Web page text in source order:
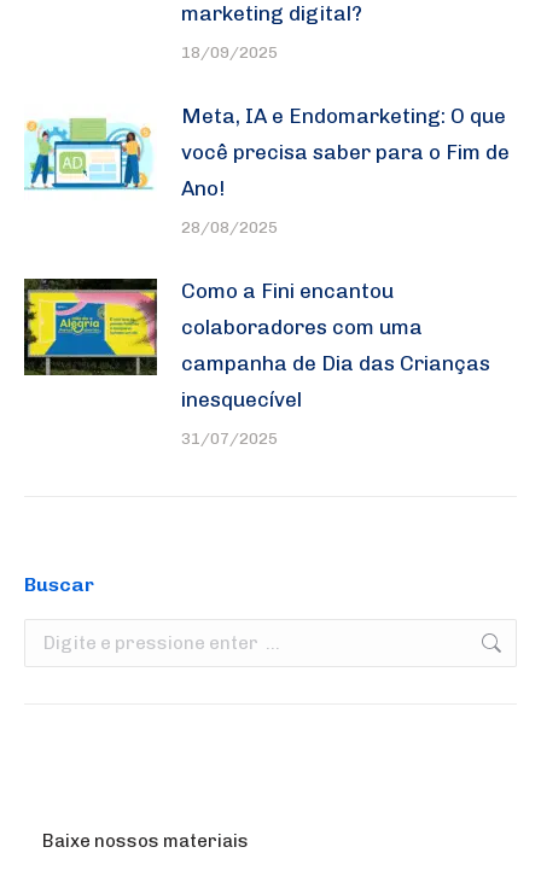
marketing digital?
18/09/2025
Meta, IA e Endomarketing: O que
você precisa saber para o Fim de
Ano!
28/08/2025
Como a Fini encantou
colaboradores com uma
campanha de Dia das Crianças
inesquecível
31/07/2025
Buscar
Search:
Baixe nossos materiais